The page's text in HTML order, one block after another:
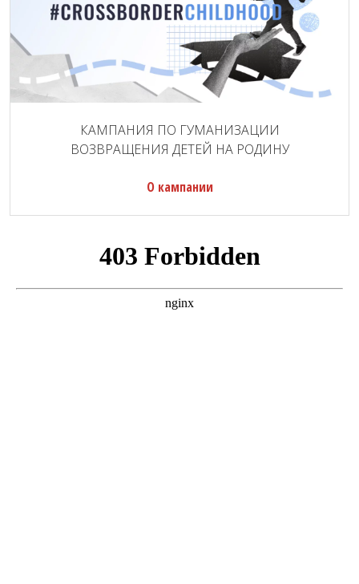
КАМПАНИЯ ПО ГУМАНИЗАЦИИ
ВОЗВРАЩЕНИЯ ДЕТЕЙ НА РОДИНУ
О кампании